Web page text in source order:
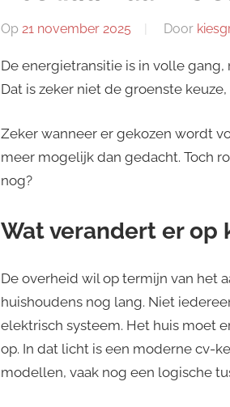
Op 21 november 2025 Door
De energietransitie is in volle
Dat is zeker niet de groenste
Zeker wanneer er gekozen wordt
meer mogelijk dan gedacht. Toch
nog?
Wat verandert er op
De overheid wil op termijn van het
huishoudens nog lang. Niet
elektrisch systeem. Het huis moet
op. In dat licht is een moderne cv-
modellen, vaak nog een logische